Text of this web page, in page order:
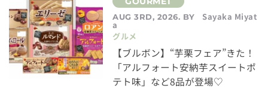
AUG 3RD, 2026. BY Sayaka Miyat
a
グルメ
【ブルボン】“芋栗フェア”きた！
「アルフォート安納芋スイートポ
テト味」など8品が登場♡